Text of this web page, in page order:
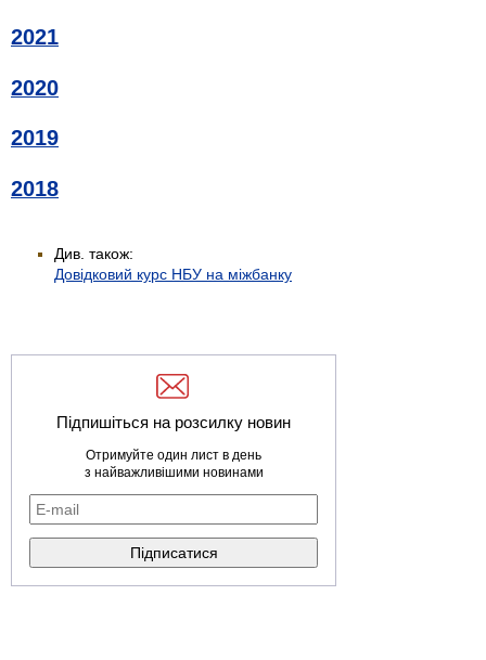
2021
2020
2019
2018
Див. також:
Довідковий курс НБУ на міжбанку
Підпишіться на розсилку новин
Отримуйте один лист в день
з найважливішими новинами